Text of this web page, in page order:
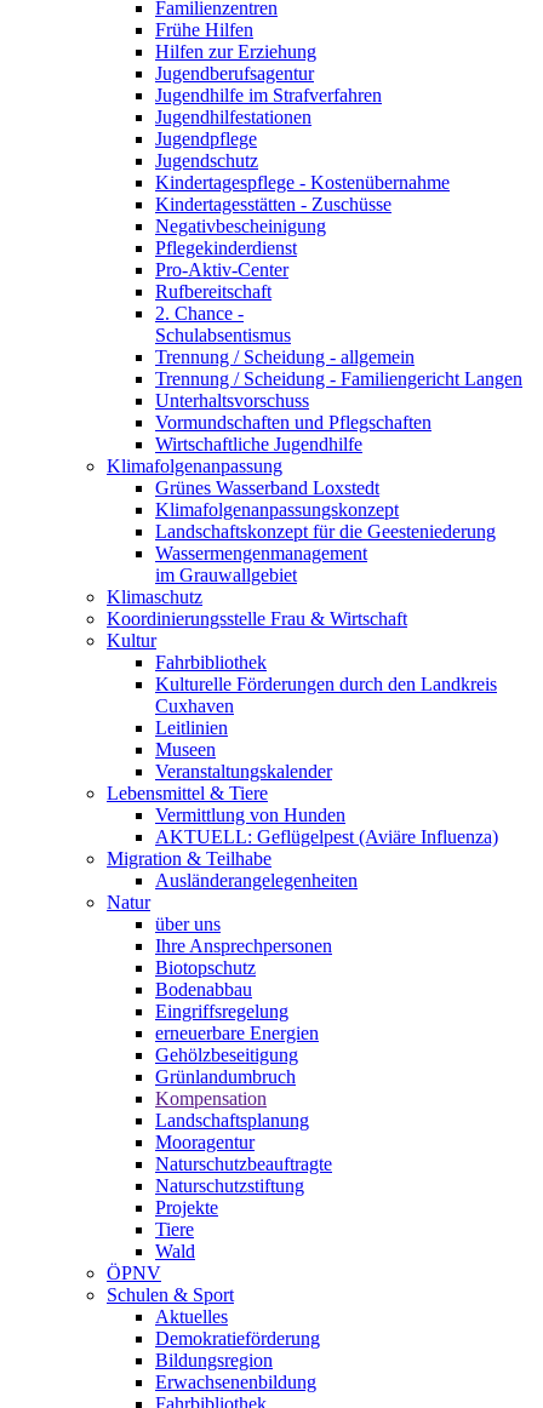
Familienzentren
Frühe Hilfen
Hilfen zur Erziehung
Jugendberufsagentur
Jugendhilfe im Strafverfahren
Jugendhilfestationen
Jugendpflege
Jugendschutz
Kindertagespflege - Kostenübernahme
Kindertagesstätten - Zuschüsse
Negativbescheinigung
Pflegekinderdienst
Pro-Aktiv-Center
Rufbereitschaft
2. Chance -
Schulabsentismus
Trennung / Scheidung - allgemein
Trennung / Scheidung - Familiengericht Langen
Unterhaltsvorschuss
Vormundschaften und Pflegschaften
Wirtschaftliche Jugendhilfe
Klimafolgenanpassung
Grünes Wasserband Loxstedt
Klimafolgenanpassungskonzept
Landschaftskonzept für die Geesteniederung
Wassermengenmanagement
im Grauwallgebiet
Klimaschutz
Koordinierungsstelle Frau & Wirtschaft
Kultur
Fahrbibliothek
Kulturelle Förderungen durch den Landkreis
Cuxhaven
Leitlinien
Museen
Veranstaltungskalender
Lebensmittel & Tiere
Vermittlung von Hunden
AKTUELL: Geflügelpest (Aviäre Influenza)
Migration & Teilhabe
Ausländerangelegenheiten
Natur
über uns
Ihre Ansprechpersonen
Biotopschutz
Bodenabbau
Eingriffsregelung
erneuerbare Energien
Gehölzbeseitigung
Grünlandumbruch
Kompensation
Landschaftsplanung
Mooragentur
Naturschutzbeauftragte
Naturschutzstiftung
Projekte
Tiere
Wald
ÖPNV
Schulen & Sport
Aktuelles
Demokratieförderung
Bildungsregion
Erwachsenenbildung
Fahrbibliothek